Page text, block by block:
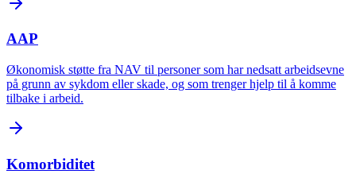
AAP
Økonomisk støtte fra NAV til personer som har nedsatt arbeidsevne
på grunn av sykdom eller skade, og som trenger hjelp til å komme
tilbake i arbeid.
Komorbiditet